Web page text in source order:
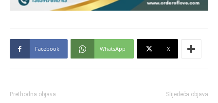
Facebook WhatsApp X
Prethodna objava Slijedeća objava